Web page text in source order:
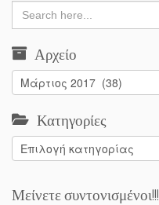
Search
for:
Αρχείο
Αρχείο
Κατηγορίες
Κατηγορίες
Μείνετε συντονισμένοι!!!